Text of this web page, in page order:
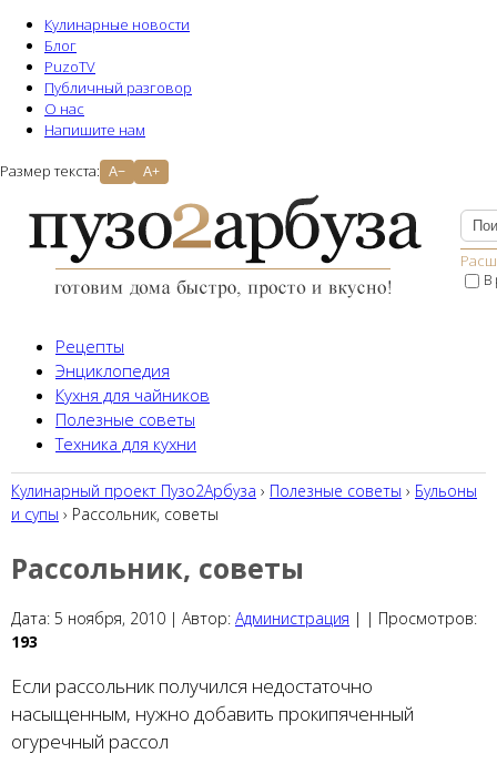
Кулинарные новости
Блог
PuzoTV
Публичный разговор
О нас
Напишите нам
Размер текста: A− A+
В
Рецепты
Энциклопедия
Кухня для чайников
Полезные советы
Техника для кухни
Кулинарный проект Пузо2Aрбуза › Полезные советы › Бульоны
и супы › Рассольник, советы
Рассольник, советы
Дата: 5 ноября, 2010 | Автор: Администрация | | Просмотров:
193
Если рассольник получился недостаточно
насыщенным, нужно добавить прокипяченный
огуречный рассол